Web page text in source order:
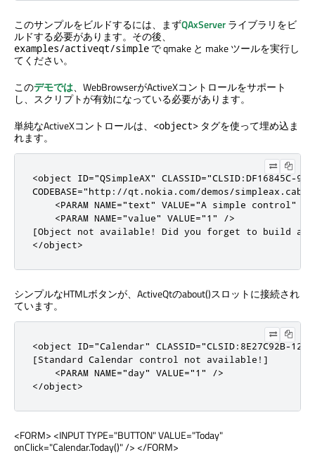
このサンプルをビルドするには、まずQAxServerライブラリをビ
ルドする必要があります。その後、
examples/activeqt/simple で qmake と make ツールを実行し
てください。
このデモでは、WebBrowserがActiveXコントロールをサポート
し、スクリプトが有効になっている必要があります。
単純なActiveXコントロールは、 <object> タグを使って埋め込ま
れます。
<object ID="QSimpleAX" CLASSID="CLSID:DF16845C-
CODEBASE="http://qt.nokia.com/demos/simpleax.cab"
<PARAM NAME="text" VALUE="A simple control"
<PARAM NAME="value" VALUE="1" />
[Object not available ! Did you forget to build and
</object>
シンプルなHTMLボタンが、ActiveQtのabout()スロットに接続され
ています。
<object ID="Calendar" CLASSID="CLSID:8E27C92B-
[Standard Calendar control not available ! ]
<PARAM NAME="day" VALUE="1" />
</object>
<FORM> <INPUT TYPE="BUTTON" VALUE="Today"
onClick="Calendar.Today()" /> </FORM>